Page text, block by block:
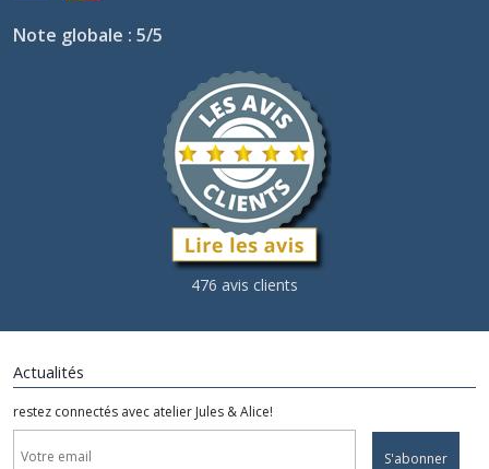
Note globale : 5/5
476 avis clients
Actualités
restez connectés avec atelier Jules & Alice!
S'abonner